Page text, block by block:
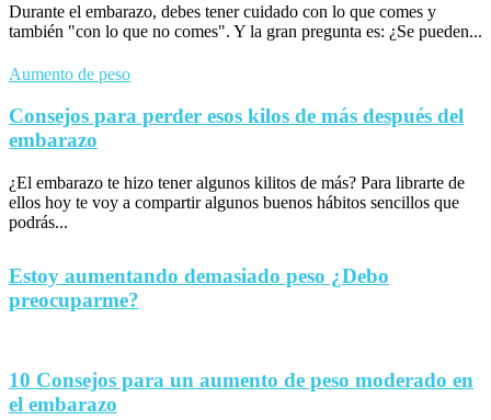
Durante el embarazo, debes tener cuidado con lo que comes y
también "con lo que no comes". Y la gran pregunta es: ¿Se pueden...
Aumento de peso
Consejos para perder esos kilos de más después del
embarazo
¿El embarazo te hizo tener algunos kilitos de más? Para librarte de
ellos hoy te voy a compartir algunos buenos hábitos sencillos que
podrás...
Estoy aumentando demasiado peso ¿Debo
preocuparme?
10 Consejos para un aumento de peso moderado en
el embarazo